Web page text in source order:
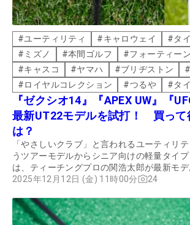
#ユーティリティ #キャロウェイ #タ
# ミズノ #本間ゴルフ #フォーティーン
#キャスコ #ヤマハ #ブリヂストン #
#ロイヤルコレクション #つるや #タ
『ゼクシオ14』『APEX UW』『
最新UT22モデルを試打！ 買って
は？
「やさしいクラブ」と言われるユーティリ
うツアーモデルからシニア向けの軽量タイ
は、ティーチングプロの関浩太郎が最新モ
ら、新しいユーティリティの選び方を提案す
2025年12月12日 (金) 11時00分 24